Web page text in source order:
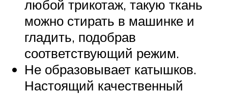
любой трикотаж, такую ткань
можно стирать в машинке и
гладить, подобрав
соответствующий режим.
Не образовывает катышков.
Настоящий качественный